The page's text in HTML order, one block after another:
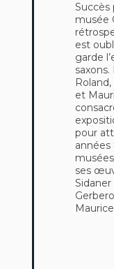
Succès
musée
est
garde
et
pour
années
ses